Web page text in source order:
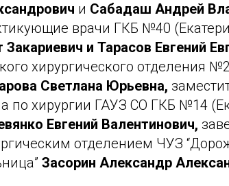
и Сабадаш Андрей
врачи ГКБ №40
Закариевич и Тарасов Евгений
хирургического отделения
Светлана Юрьевна,
по хирургии ГАУЗ СО ГКБ №14
Евгений Валентинович,
отделением ЧУЗ
Засорин Александр